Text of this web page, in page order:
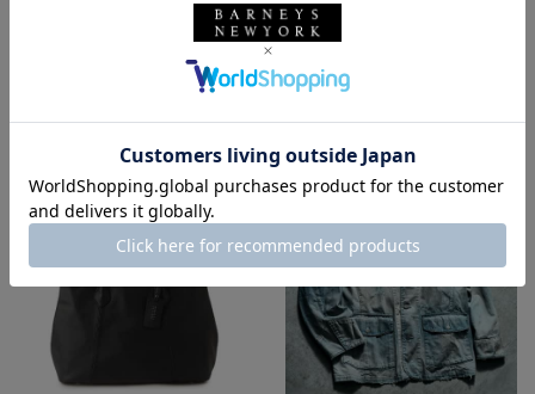
BARNEYS NEW YORK by ANC
BARNEYS NEW YORK
グ／ドット柄